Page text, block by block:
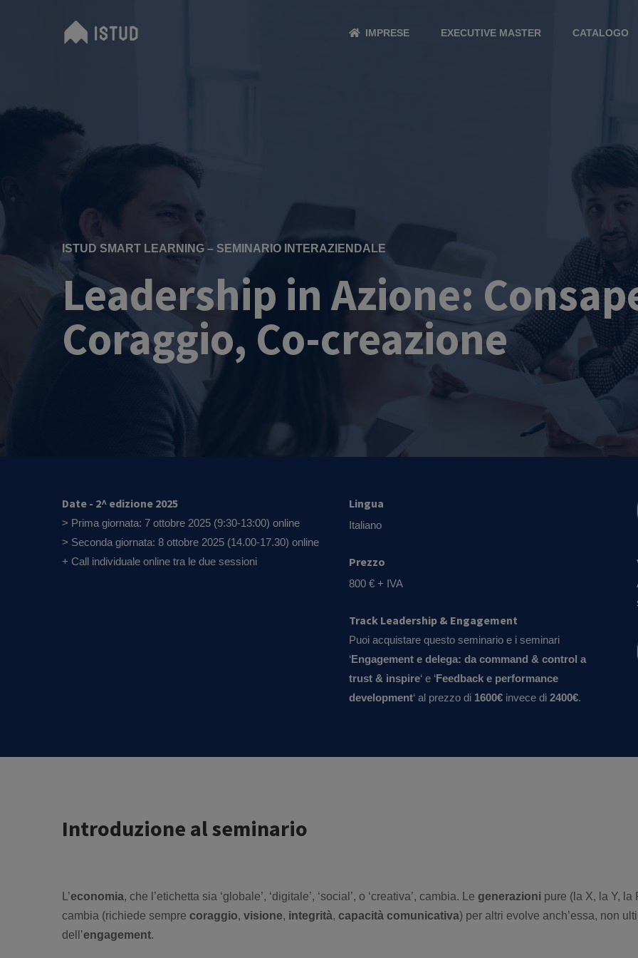
IMPRESE EXECUTIVE MASTER CATALOGO
ISTUD SMART LEARNING – SEMINARIO INTERAZIENDALE
Leadership in Azione:
Coraggio, Co-creazione
Date - 2^ edizione 2025
> Prima giornata: 7 ottobre 2025 (9:30-13:00) online
> Seconda giornata: 8 ottobre 2025 (14.00-17.30) online
+ Call individuale online tra le due sessioni
Lingua
Italiano
Prezzo
800 € + IVA
Track Leadership & Engagement
Puoi acquistare questo seminario e i seminari
‘Engagement e delega: da command & control a
trust & inspire‘ e ‘Feedback e performance
development‘ al prezzo di 1600€ invece di2400€.
Introduzione al seminario
L’economia, che l’etichetta sia ‘globale’, ‘digitale’, ‘social’, o ‘creativa’, cambia. Le generazioni pure (la X, la Y,
cambia (richiede sempre coraggio, visione, integrità, capacità comunicativa) per altri evolve anch’essa, non
dell’engagement.